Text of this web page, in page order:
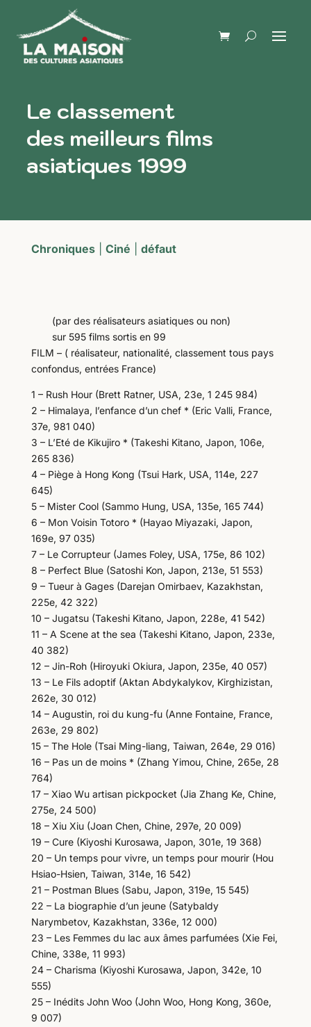
Le classement
des meilleurs films
asiatiques 1999
Chroniques| Ciné défaut
(par des réalisateurs asiatiques ou non)
sur 595 films sortis en 99
FILM – ( réalisateur, nationalité, classement tous pays
confondus, entrées France)
1 – Rush Hour (Brett Ratner, USA, 23e, 1 245 984)
2 – Himalaya, l’enfance d’un chef * (Eric Valli, France,
37e, 981 040)
3 – L’Eté de Kikujiro * (Takeshi Kitano, Japon, 106e,
265 836)
4 – Piège à Hong Kong (Tsui Hark, USA, 114e, 227
645)
5 – Mister Cool (Sammo Hung, USA, 135e, 165 744)
6 – Mon Voisin Totoro * (Hayao Miyazaki, Japon,
169e, 97 035)
7 – Le Corrupteur (James Foley, USA, 175e, 86 102)
8 – Perfect Blue (Satoshi Kon, Japon, 213e, 51 553)
9 – Tueur à Gages (Darejan Omirbaev, Kazakhstan,
225e, 42 322)
10 – Jugatsu (Takeshi Kitano, Japon, 228e, 41 542)
11 – A Scene at the sea (Takeshi Kitano, Japon, 233e,
40 382)
12 – Jin-Roh (Hiroyuki Okiura, Japon, 235e, 40 057)
13 – Le Fils adoptif (Aktan Abdykalykov, Kirghizistan,
262e, 30 012)
14 – Augustin, roi du kung-fu (Anne Fontaine, France,
263e, 29 802)
15 – The Hole (Tsai Ming-liang, Taiwan, 264e, 29 016)
16 – Pas un de moins * (Zhang Yimou, Chine, 265e, 28
764)
17 – Xiao Wu artisan pickpocket (Jia Zhang Ke, Chine,
275e, 24 500)
18 – Xiu Xiu (Joan Chen, Chine, 297e, 20 009)
19 – Cure (Kiyoshi Kurosawa, Japon, 301e, 19 368)
20 – Un temps pour vivre, un temps pour mourir (Hou
Hsiao-Hsien, Taiwan, 314e, 16 542)
21 – Postman Blues (Sabu, Japon, 319e, 15 545)
22 – La biographie d’un jeune (Satybaldy
Narymbetov, Kazakhstan, 336e, 12 000)
23 – Les Femmes du lac aux âmes parfumées (Xie Fei,
Chine, 338e, 11 993)
24 – Charisma (Kiyoshi Kurosawa, Japon, 342e, 10
555)
25 – Inédits John Woo (John Woo, Hong Kong, 360e,
9 007)